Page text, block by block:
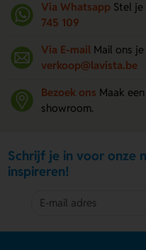
Via Whatsapp Stel
745 109
Via E-mail Mail ons
verkoop@lavista.be
Bezoek ons Maak
showroom.
Schrijf je in voor onze
inspireren!